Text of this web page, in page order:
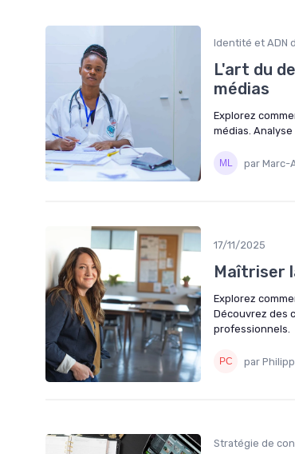
Identité et ADN
L'art du
médias
Explorez
médias.
par Marc-
17/11/2025
Maîtriser
Explorez
Découvrez des
professionnels.
par
Stratégie de